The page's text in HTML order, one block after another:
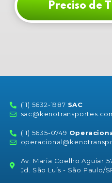
Preciso de
(11) 5632-1987 SAC
(11) 5635-0749
Av. Maria Coelho Aguiar
Jd. São Luís - São Paulo/